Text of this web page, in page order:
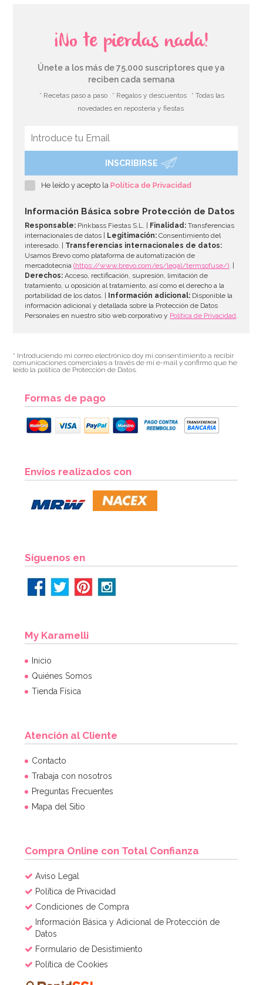
Fiesta en una caja para 12 Sir Bakealot
AÑADIR
15,95€
Globo nº 1 Dorado 86 cm
¡No te pierdas nada!
Únete a los más de 75.000 suscriptores que ya
reciben cada semana
* Recetas paso a paso * Regalos y descuentos
* Todas las
novedades en repostería y fiestas
INSCRIBIRSE
He leído y acepto laPolítica de Privacidad
Información Básica sobre Protección de Datos
Responsable: Pinkbass Fiestas S.L. | Finalidad: Transferencias
internacionales de datos |
Legitimación: Consentimiento del
interesado. | Transferencias internacionales de datos:
Usamos Brevo como plataforma de automatización de
mercadotecnia(https://www.brevo.com/es/legal/termsofuse/). |
Derechos: Acceso, rectificación, supresión, limitación de
tratamiento, u oposición al tratamiento, así como el derecho a la
portabilidad de los datos. |
Información adicional: Disponible la
información adicional y detallada sobre la Protección de Datos
Personales en nuestro sitio web corporativo y Política de Privacidad.
* Introduciendo mi correo electrónico doy mi consentimiento a recibir
comunicaciones comerciales a través de mi e-mail y confirmo que he
leído la política de Protección de Datos.
Formas de pago
Envíos realizados con
Síguenos en
My Karamelli
Inicio
Quiénes Somos
Tienda Física
Atención al Cliente
Contacto
Trabaja con nosotros
Preguntas Frecuentes
Mapa del Sitio
Compra Online con Total Confianza
Aviso Legal
Política de Privacidad
Condiciones de Compra
Información Básica y Adicional de Protección de
Datos
Formulario de Desistimiento
Política de Cookies